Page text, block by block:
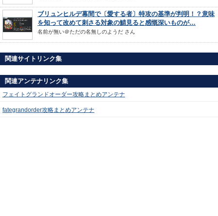
ブリュンヒルデ幕間で〔愛する者〕特攻の基準が判明！？意味
を知って改めて刺さる対象の鯖見ると感慨深いものが…
名前が無い＠ただの名無しのようだ さん
関連サイトリンク集
関連アンテナリンク集
フェイトグランドオーダー攻略まとめアンテナ
fategrandorder攻略まとめアンテナ